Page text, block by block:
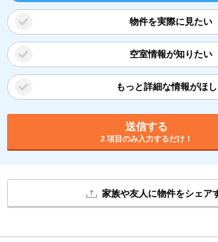
物件を実際に見たい
空室情報が知りたい
もっと詳細な情報がほ
送信する
2 項目のみ入力するだけ！
家族や友人に物件をシェア